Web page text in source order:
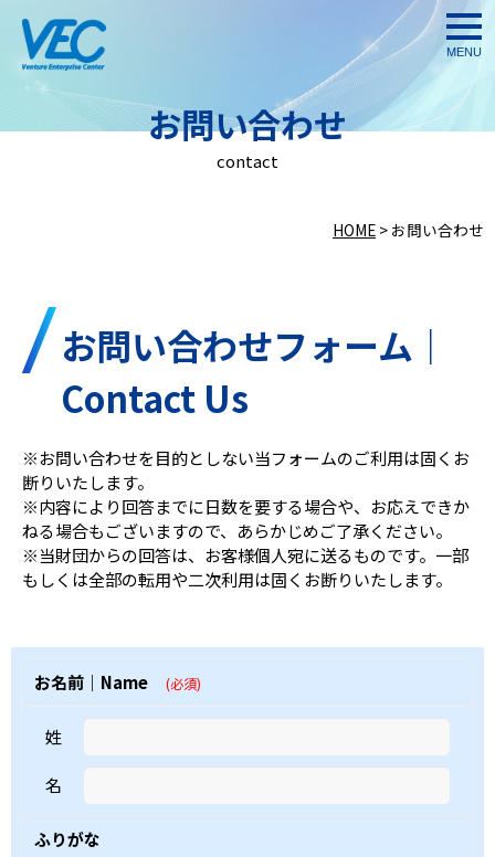
お問い合わせ
contact
HOME > お問い合わせ
お問い合わせフォーム｜
Contact Us
※お問い合わせを目的としない当フォームのご利用は固くお
断りいたします。
※内容により回答までに日数を要する場合や、お応えできか
ねる場合もございますので、あらかじめご了承ください。
※当財団からの回答は、お客様個人宛に送るものです。一部
もしくは全部の転用や二次利用は固くお断りいたします。
お名前｜Name (必須)
姓
名
ふりがな